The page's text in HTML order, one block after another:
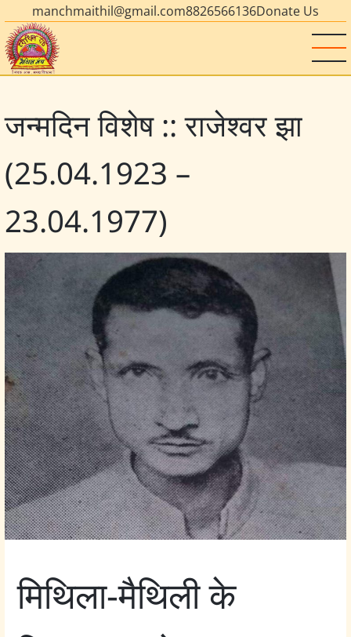
manchmaithil@gmail.com8826566136Donate Us
जन्मदिन विशेष :: राजेश्वर झा
(25.04.1923 –
23.04.1977)
मिथिला-मैथिली के